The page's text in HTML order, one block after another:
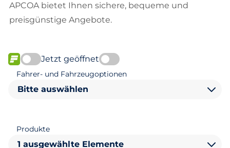
APCOA bietet Ihnen sichere, bequeme und
preisgünstige Angebote.
FLOW verfügbar
Jetzt geöffnet
Fahrer- und Fahrzeugoptionen
Bitte auswählen
Produkte
1 ausgewählte Elemente